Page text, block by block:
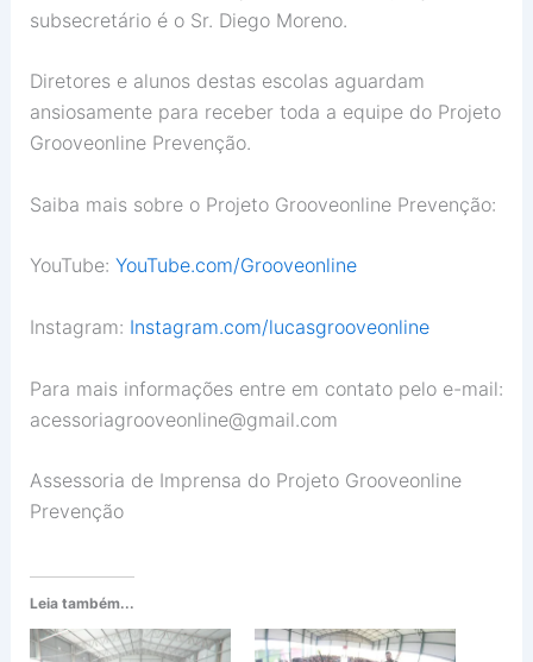
subsecretário é o Sr. Diego Moreno.
Diretores e alunos destas escolas aguardam
ansiosamente para receber toda a equipe do Projeto
Grooveonline Prevenção.
Saiba mais sobre o Projeto Grooveonline Prevenção:
YouTube: YouTube.com/Grooveonline
Instagram: Instagram.com/lucasgrooveonline
Para mais informações entre em contato pelo e-mail:
acessoriagrooveonline@gmail.com
Assessoria de Imprensa do Projeto Grooveonline
Prevenção
Leia também...